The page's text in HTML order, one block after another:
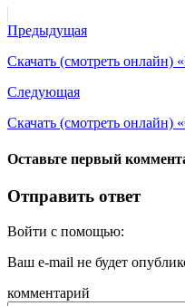
Предыдущая
Скачать (смотреть онлайн)
Следующая
Скачать (смотреть онлайн)
Оставьте первый
Отправить ответ
Войти с помощью:
Ваш e-mail не будет
комментарий